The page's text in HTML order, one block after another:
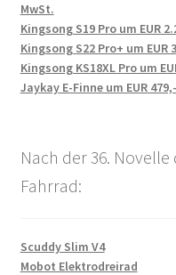
MwSt.
Kingsong S19 Pro um EUR
Kingsong S22 Pro+ um
Kingsong KS18XL Pro um
Jaykay E-Finne um EUR
Nach der 36.
Fahrrad:
Scuddy Slim V4
Mobot Elektrodreirad